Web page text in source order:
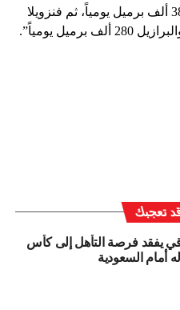
يومياً، تلتها المكسيك بمتوسط 384 ألف برميل يومياً، ثم فنزويلا
تعجبك
يفقد فرصة التأهل إلى كأس
أمام السعودية